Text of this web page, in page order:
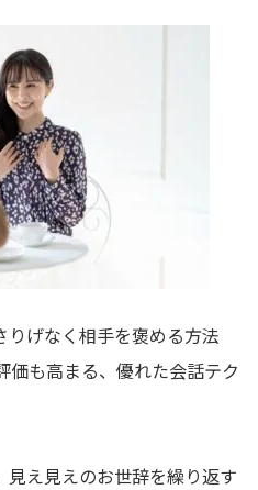
りげなく相手を褒める方法
価も高まる、優れた会話テク
見え見えのお世辞を繰り返す